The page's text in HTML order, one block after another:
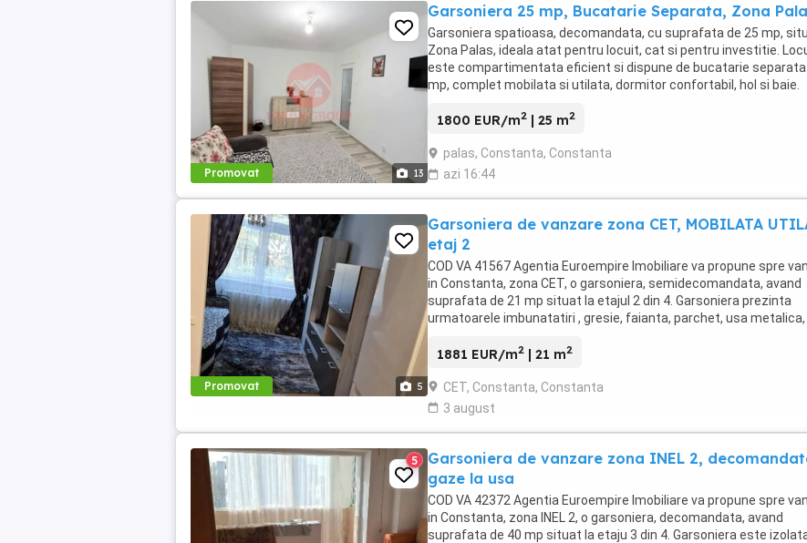
Promovat 13
Garsoniera 25 mp, Bucatarie Separata, Zona
Garsoniera spatioasa, decomandata, cu suprafata de 25 mp,
Zona Palas, ideala atat pentru locuit, cat si pentru investitie.
este compartimentata eficient si dispune de bucatarie separata
mp, complet mobilata si utilata, dormitor confortabil, hol si baie.
1800 EUR/m2 | 25 m2
palas, Constanta, Constanta
azi 16:44
Promovat 5
Garsoniera de vanzare zona CET, MOBILATA
etaj 2
COD VA 41567 Agentia Euroempire Imobiliare va propune spre
in Constanta, zona CET, o garsoniera, semidecomandata, avand
suprafata de 21 mp situat la etajul 2 din 4. Garsoniera prezinta
urmatoarele imbunatatiri , gresie, faianta, parchet, usa metalica,
1881 EUR/m2 | 21 m2
CET, Constanta, Constanta
3 august
5
Garsoniera de vanzare zona INEL 2,
gaze la usa
COD VA 42372 Agentia Euroempire Imobiliare va propune spre
in Constanta, zona INEL 2, o garsoniera, decomandata, avand
suprafata de 40 mp situat la etaju 3 din 4. Garsoniera este